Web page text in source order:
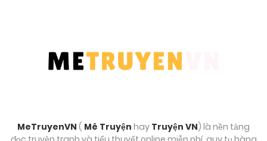
Tháng 9 27, 2025
Chương 49
MeTruyenVN ( Mê Truyện hay Truyện VN) là nền tảng